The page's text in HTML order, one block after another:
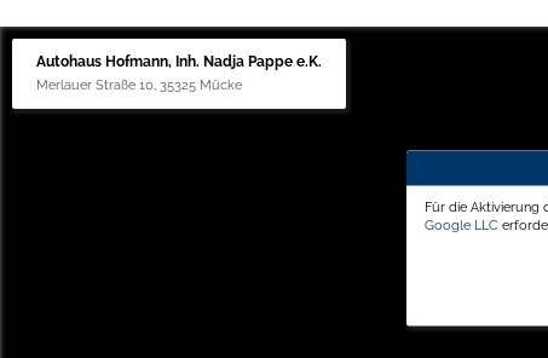
Autohaus Hofmann, Inh. Nadja Pappe e.K.
Merlauer Straße 10, 35325 Mücke
Für die Aktivierung
Google LLC